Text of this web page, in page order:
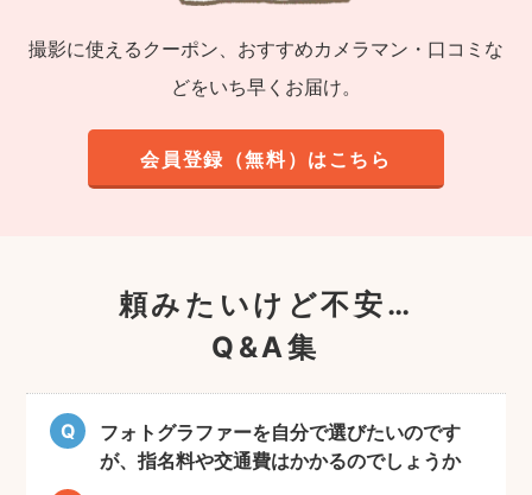
撮影に使えるクーポン、おすすめカメラマン・口コミな
どをいち早くお届け。
会員登録（無料）はこちら
頼みたいけど不安…
Q&A集
フォトグラファーを自分で選びたいのです
が、指名料や交通費はかかるのでしょうか